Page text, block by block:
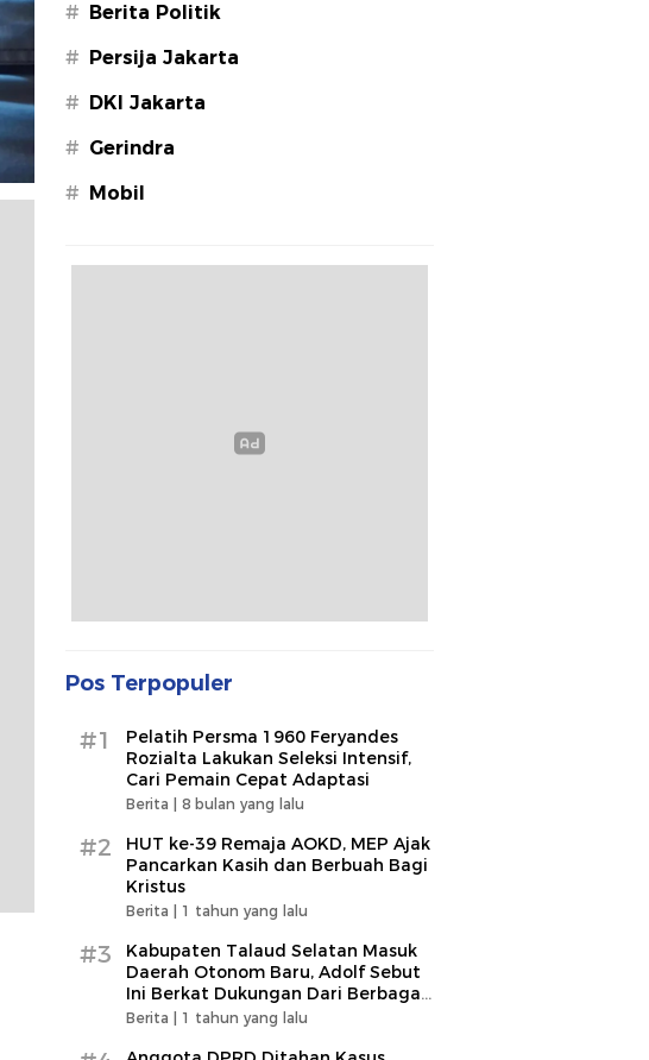
# Berita Politik
# Persija Jakarta
# DKI Jakarta
# Gerindra
# Mobil
Pos Terpopuler
#1
Pelatih Persma 1960 Feryandes
Rozialta Lakukan Seleksi Intensif,
Cari Pemain Cepat Adaptasi​
Berita | 8 bulan yang lalu
#2
HUT ke-39 Remaja AOKD, MEP Ajak
Pancarkan Kasih dan Berbuah Bagi
Kristus
Berita | 1 tahun yang lalu
#3
Kabupaten Talaud Selatan Masuk
Daerah Otonom Baru, Adolf Sebut
Ini Berkat Dukungan Dari Berbagai
Elemen
Berita | 1 tahun yang lalu